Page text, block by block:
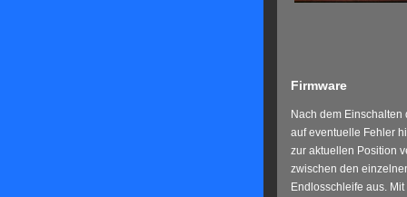
Firmware
Nach dem
auf eventuelle Fehler
zur aktuellen Position
zwischen den
Endlosschleife aus.